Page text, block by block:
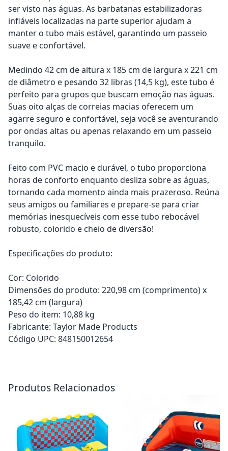
ser visto nas águas. As barbatanas estabilizadoras
infláveis localizadas na parte superior ajudam a
manter o tubo mais estável, garantindo um passeio
suave e confortável.
Medindo 42 cm de altura x 185 cm de largura x 221 cm
de diâmetro e pesando 32 libras (14,5 kg), este tubo é
perfeito para grupos que buscam emoção nas águas.
Suas oito alças de correias macias oferecem um
agarre seguro e confortável, seja você se aventurando
por ondas altas ou apenas relaxando em um passeio
tranquilo.
Feito com PVC macio e durável, o tubo proporciona
horas de conforto enquanto desliza sobre as águas,
tornando cada momento ainda mais prazeroso. Reúna
seus amigos ou familiares e prepare-se para criar
memórias inesquecíveis com esse tubo rebocável
robusto, colorido e cheio de diversão!
Especificações do produto:
Cor: Colorido
Dimensões do produto: 220,98 cm (comprimento) x
185,42 cm (largura)
Peso do item: 10,88 kg
Fabricante: Taylor Made Products
Código UPC: 848150012654
Produtos Relacionados
Adicionar ao carrinho